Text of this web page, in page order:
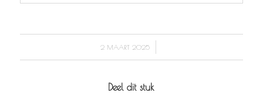
2 MAART 2025
/
Deel dit stuk